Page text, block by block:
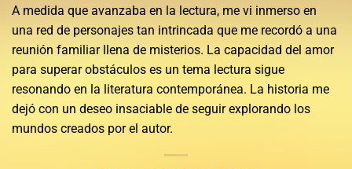
A medida que avanzaba en la lectura, me vi inmerso en
una red de personajes tan intrincada que me recordó a una
reunión familiar llena de misterios. La capacidad del amor
para superar obstáculos es un tema lectura sigue
resonando en la literatura contemporánea. La historia me
dejó con un deseo insaciable de seguir explorando los
mundos creados por el autor.